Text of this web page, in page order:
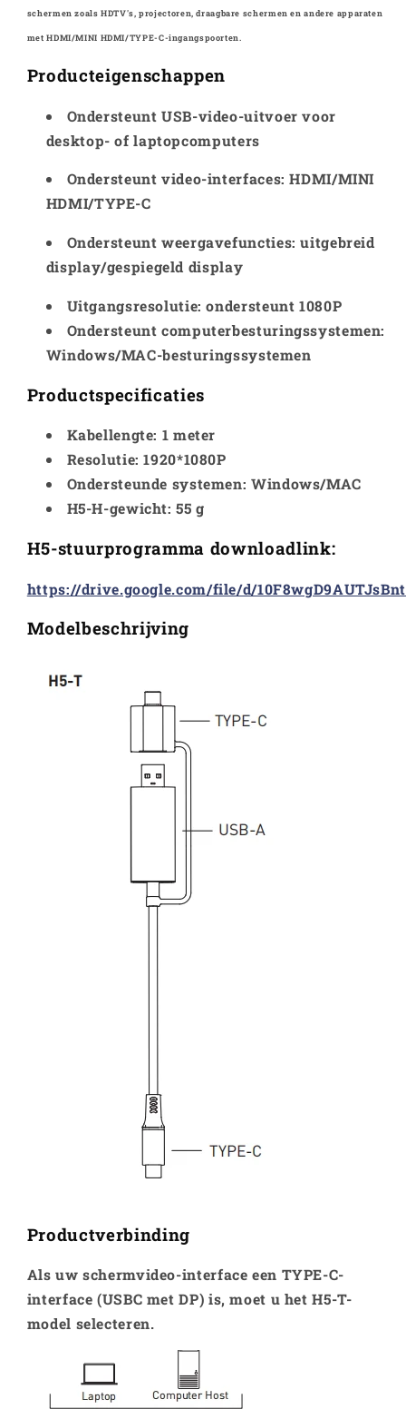
schermen zoals HDTV's, projectoren, draagbare schermen en andere apparaten
metHDMI/MINI HDMI/TYPE-C-ingangspoorten.
Producteigenschappen
Ondersteunt USB-video-uitvoer voor
desktop- of laptopcomputers
Ondersteunt video-interfaces: HDMI/MINI
HDMI/TYPE-C
Ondersteunt weergavefuncties: uitgebreid
display/gespiegeld display
Uitgangsresolutie: ondersteunt 1080P
Ondersteunt computerbesturingssystemen:
Windows/MAC-besturingssystemen
Productspecificaties
Kabellengte: 1 meter
Resolutie: 1920*1080P
Ondersteunde systemen: Windows/MAC
H5-H-gewicht: 55 g
H5-stuurprogramma downloadlink:
https://drive.google.com/file/d/
Modelbeschrijving
Productverbinding
Als uw schermvideo-interface een TYPE-C-
interface (USBC met DP) is, moet u het H5-T-
model selecteren.